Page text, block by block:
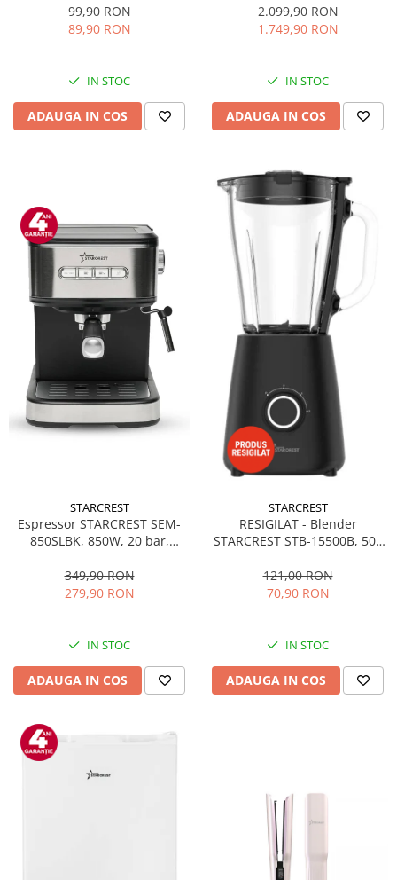
Deschidere 180°, Suprafata
de gatire 23 x 14 cm, Negru
99,90 RON
89,90 RON
IN STOC
ADAUGA IN COS
LED, H 141 cm, Negru
2.099,90 RON
1.749,90 RON
IN STOC
ADAUGA IN COS
STARCREST
Espressor STARCREST SEM-
850SLBK, 850W, 20 bar,
dispozitiv spumare, filtru
dublu din inox, Negru/Inox
349,90 RON
279,90 RON
IN STOC
ADAUGA IN COS
STARCREST
RESIGILAT - Blender
STARCREST STB-15500B, 500
Pulse, Negru
121,00 RON
70,90 RON
IN STOC
ADAUGA IN COS